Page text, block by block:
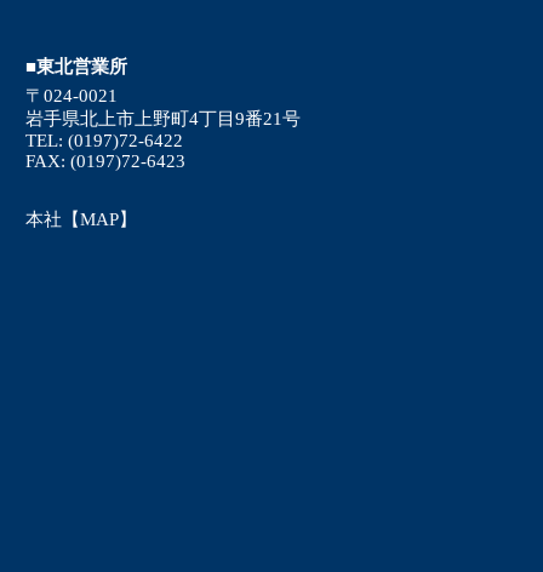
■東北営業所
〒024-0021
岩手県北上市上野町4丁目9番21号
TEL: (0197)72-6422
FAX: (0197)72-6423
本社【MAP】